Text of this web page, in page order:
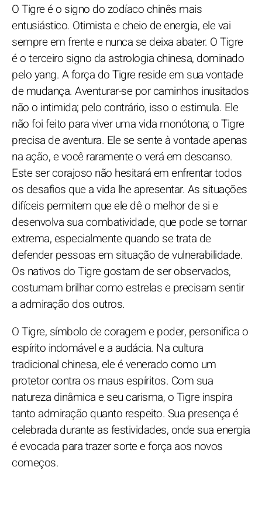
O Tigre é o signo do zodíaco chinês mais
entusiástico. Otimista e cheio de energia, ele vai
sempre em frente e nunca se deixa abater. O Tigre
é o terceiro signo da astrologia chinesa, dominado
pelo yang. A força do Tigre reside em sua vontade
de mudança. Aventurar-se por caminhos inusitados
não o intimida; pelo contrário, isso o estimula. Ele
não foi feito para viver uma vida monótona; o Tigre
precisa de aventura. Ele se sente à vontade apenas
na ação, e você raramente o verá em descanso.
Este ser corajoso não hesitará em enfrentar todos
os desafios que a vida lhe apresentar. As situações
difíceis permitem que ele dê o melhor de si e
desenvolva sua combatividade, que pode se tornar
extrema, especialmente quando se trata de
defender pessoas em situação de vulnerabilidade.
Os nativos do Tigre gostam de ser observados,
costumam brilhar como estrelas e precisam sentir
a admiração dos outros.
O Tigre, símbolo de coragem e poder, personifica o
espírito indomável e a audácia. Na cultura
tradicional chinesa, ele é venerado como um
protetor contra os maus espíritos. Com sua
natureza dinâmica e seu carisma, o Tigre inspira
tanto admiração quanto respeito. Sua presença é
celebrada durante as festividades, onde sua energia
é evocada para trazer sorte e força aos novos
começos.